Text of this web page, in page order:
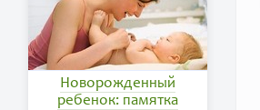
Новорожденный
ребенок: памятка